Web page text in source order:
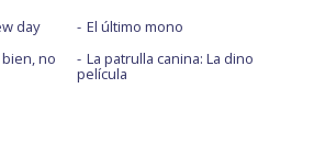
day
no
El último mono
La patrulla canina: La dino
película